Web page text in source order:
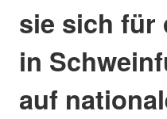
sie sich für
in
auf